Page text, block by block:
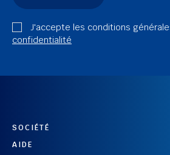
J'accepte les conditions
confidentialité
SOCIÉTÉ
AIDE